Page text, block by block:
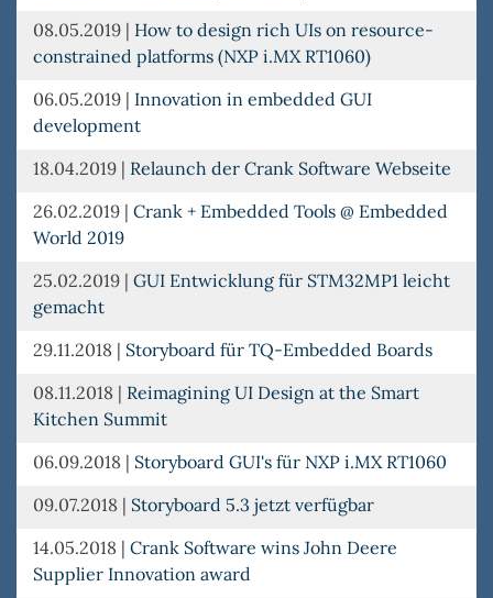
08.05.2019 | How to design rich UIs on resource-
constrained platforms (NXP i.MX RT1060)
06.05.2019 | Innovation in embedded GUI
development
18.04.2019 | Relaunch der Crank Software Webseite
26.02.2019 | Crank + Embedded Tools @ Embedded
World 2019
25.02.2019 | GUI Entwicklung für STM32MP1 leicht
gemacht
29.11.2018 | Storyboard für TQ-Embedded Boards
08.11.2018 | Reimagining UI Design at the Smart
Kitchen Summit
06.09.2018 | Storyboard GUI's für NXP i.MX RT1060
09.07.2018 | Storyboard 5.3 jetzt verfügbar
14.05.2018 | Crank Software wins John Deere
Supplier Innovation award